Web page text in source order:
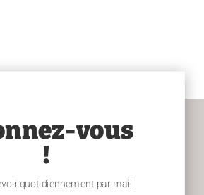
vous
!
quotidiennement par mail